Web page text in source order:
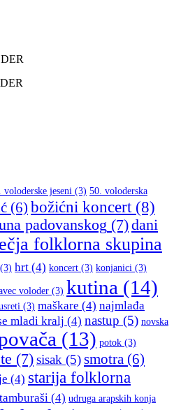
voloderske jeseni (3) 50. voloderska
(6) božićni koncert (8)
padovanskog (7)dani
folklorna skupina
(3) hrt (4) koncert (3) konjanici (3)
voloder (3) kutina (14)
(3) maškare (4) najmlađa
mladi kralj (4) nastup (5) novska
(13) potok (3)
(7)sisak (5)smotra (6)
(4) starija folklorna
tamburaši (4) udruga arapskih konja